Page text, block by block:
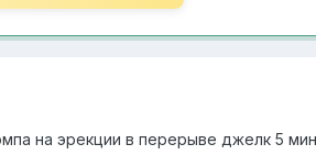
на эрекции в перерыве джелк 5